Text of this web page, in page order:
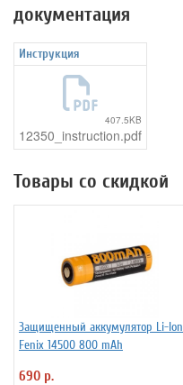
документация
Инструкция
407.5KB
12350_instruction.pdf
Товары со скидкой
Защищенный аккумулятор Li-Ion
Fenix 14500 800 mAh
690 р.